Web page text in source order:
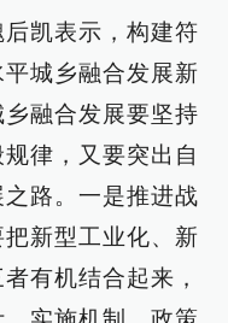
凯表示，构建符
城乡融合发展新
融合发展要坚持
律，又要突出自
路。一是推进战
新型工业化、新
有机结合起来，